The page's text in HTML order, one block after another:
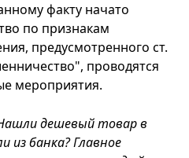
факту начато
по признакам
предусмотренного ст.
проводятся
мероприятия.
дешевый товар в
из банка? Главное